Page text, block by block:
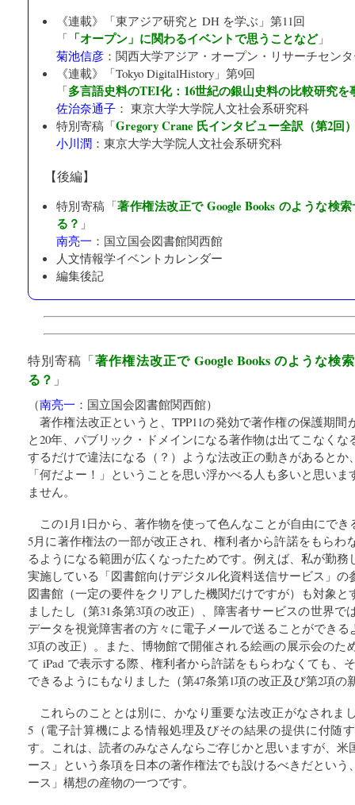
《連載》「東アジア研究と DH を学ぶ 」第11回
「 「オープン」に関わるイベントで思うことなど」
菊池信彦 ： 関西大学アジア・オープン・リサーチセン
《連載》「Tokyo DigitalHistory 」第9回
「多言語史料のTEI化：16世紀の銀山史料の比較研究を
佐治奈通子 ： 東京大学大学院人文社会系研究科
特別寄稿「Gregory Crane 氏インタビュー全訳（第2回
小川潤 ： 東京大学大学院人文社会系研究科
【後編】
特別寄稿「著作権法改正で Google Books のような検
る？ 」
南亮一 ： 国立国会図書館関西館
人文情報学イベントカレンダー
編集後記
特別寄稿「著作権法改正で Google Books のような検
る？ 」
（南亮一 ： 国立国会図書館関西館）
著作権法改正というと、TPP11の発効で著作権の保護期間
と20年、パブリック・ドメインになる著作物は出てこなく
するだけで違法になる（？）ような法改正の動きがあるとか
「何だよー！」ということを思い浮かべる人も多いと思い
ません。
この1月1日から、著作物を使って色んなことが自由にでき
5月に著作権法の一部が改正され、権利者から許諾をもらわ
るようになる範囲が広くなったためです。例えば、私が勤
実施している「図書館向けデジタル化資料送信サービス」の
図書館（一定の要件をクリアした機関だけですが）も対象
ましたし（第31条第3項の改正）、障害者サービスの世界で
データを視覚障害者の方々に電子メールで送ることができる
3項の改正）。また、博物館で開催される絵画の展示会のた
て iPad で表示する際、権利者から許諾をもらわなくても、
できるようにもなりました（第47条第1項の改正及び第2項の
これらのこととは別に、かなり重要な法改正がなされま
5（電子計算機による情報処理及びその結果の提供に付随
す。これは、読者のみなさんならご存じかと思いますが、米
ース」という条項を日本の著作権法でも設けるべきだとい
ース」構想の産物の一つです。